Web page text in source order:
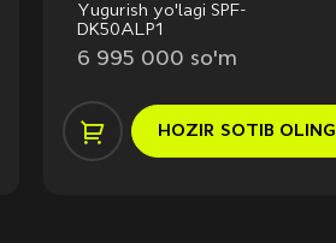
Yugurish yo'lagi SPF-
DK50ALP1
6 995 000 so'm
HOZIR SOTIB OLING